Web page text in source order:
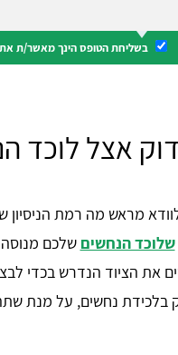
בשליחת הטופס הינך מאשר/ת
אצל לוכד
מראש מה רמת הניסיון
שלוכד הנחשים שלכם מנוסה
את הציוד הנדרש בכדי
בלכידת נחשים, על מנת